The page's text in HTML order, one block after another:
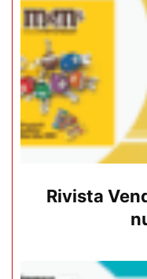
Rivista